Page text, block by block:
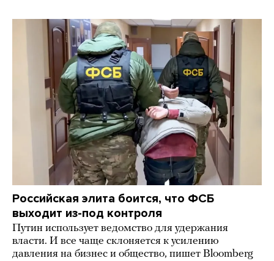
Российская элита боится, что ФСБ
выходит из-под контроля
Путин использует ведомство для удержания
власти. И все чаще склоняется к усилению
давления на бизнес и общество, пишет Bloomberg